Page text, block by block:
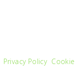
Privacy Policy